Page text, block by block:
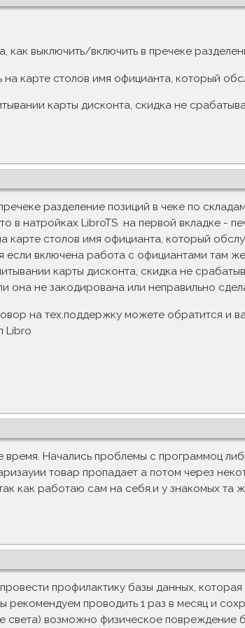
как выключить/включить в пречеке
на карте столов имя официанта, который
карты дисконта, скидка не
разделение позиций в чеке по
в натройках LibroTS на первой вкладке -
карте столов имя официанта, который
если включена работа с официантами там
карты дисконта, скидка не
она не закодирована или неправильно
на тех.поддержку можете обратится и
Libro
время. Начались проблемы с программоц
товар пропадает а потом через
как работаю сам на себя.и у знакомых та
профилактику базы данных,
рекомендуем проводить 1 раз в месяц и
света) возможно физическое повреждение